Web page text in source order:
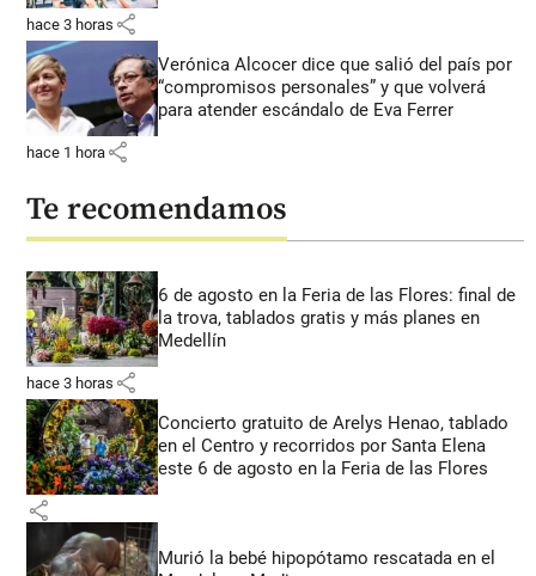
hace 3 horas share
Verónica Alcocer dice que salió del país por
“compromisos personales” y que volverá
para atender escándalo de Eva Ferrer
hace 1 hora share
Te recomendamos
6 de agosto en la Feria de las Flores: final de
la trova, tablados gratis y más planes en
Medellín
hace 3 horas share
Concierto gratuito de Arelys Henao, tablado
en el Centro y recorridos por Santa Elena
este 6 de agosto en la Feria de las Flores
share
Murió la bebé hipopótamo rescatada en el